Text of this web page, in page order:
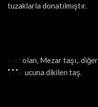
tuzaklarla donatılmıştır.
Hac olan, Mezar taşı,.
ayak ucuna dikilen taş.